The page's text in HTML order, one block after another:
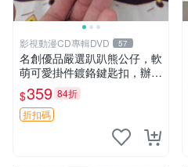
影視動漫CD專輯DVD 57
名創優品嚴選趴趴熊公仔，軟
萌可愛掛件鍍鉻鍵匙扣，辦公
放松好選擇 趴趴熊 鍍鉻鍵匙
扣 萬用掛件
$359 84折
折扣碼